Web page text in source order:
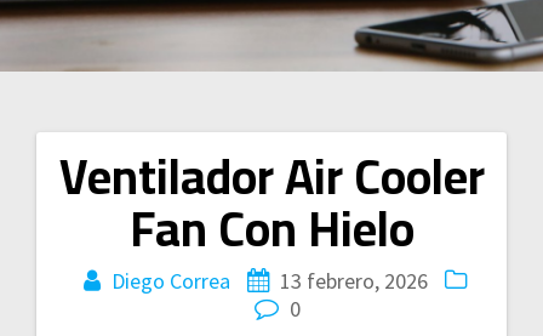
Ventilador Air Cooler
Fan Con Hielo
Diego Correa
13 febrero, 2026
0
Navegación
entradas